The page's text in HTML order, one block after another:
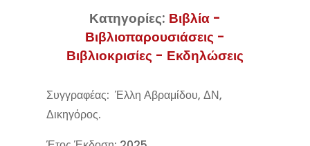
Κατηγορίες: Βιβλία -
Βιβλιοπαρουσιάσεις -
Βιβλιοκρισίες - Εκδηλώσεις
Συγγραφέας: Έλλη Αβραμίδου, ΔΝ,
Δικηγόρος.